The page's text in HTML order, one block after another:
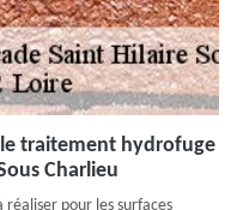
traitement hydrofuge
Charlieu
pour les surfaces